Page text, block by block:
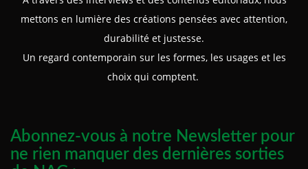
mettons en lumière des créations pensées avec attention,
durabilité et justesse.
Un regard contemporain sur les formes, les usages et les
choix qui comptent.
Abonnez-vous à notre Newsletter pour
ne rien manquer des dernières sorties